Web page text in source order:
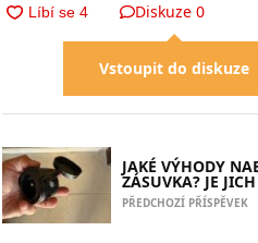
Diskuze 0
Vstoupit do diskuze
JAKÉ VÝHODY
ZÁSUVKA? JE
PŘEDCHOZÍ PŘÍSPĚVEK